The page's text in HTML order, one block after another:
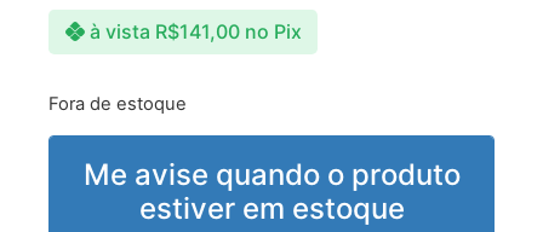
à vista R$141,00 no Pix
Fora de estoque
Me avise quando o produto
estiver em estoque